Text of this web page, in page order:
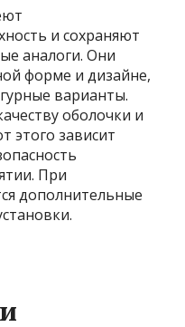
и сохраняют
аналоги. Они
форме и дизайне,
варианты.
оболочки и
этого зависит
При
дополнительные